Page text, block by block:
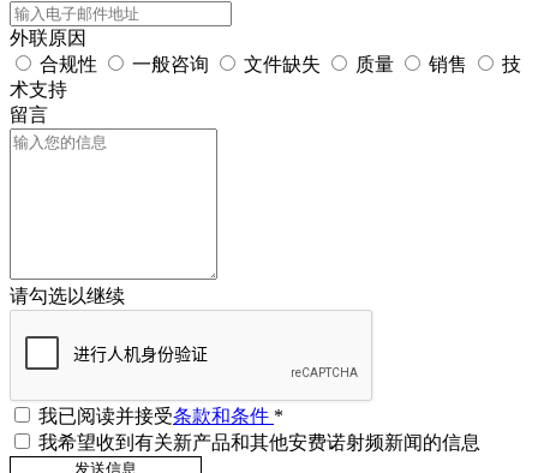
外联原因
合规性
一般咨询 文件缺失 质量 销售
技
术支持
留言
请勾选以继续
我已阅读并接受条款和条件 *
我希望收到有关新产品和其他安费诺射频新闻的信息